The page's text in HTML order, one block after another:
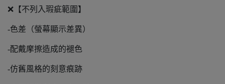
❌【不列入瑕疵範圍】
-色差（螢幕顯示差異）
-配戴摩擦造成的褪色
-仿舊風格的刻意痕跡